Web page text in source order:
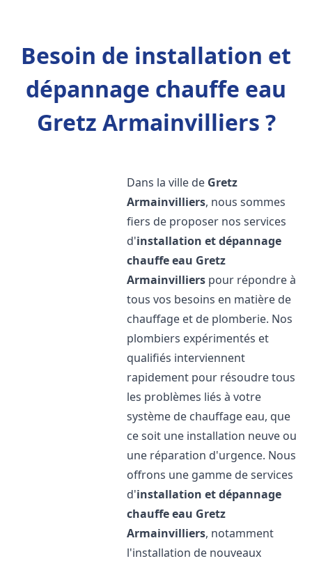
Besoin de installation et
dépannage chauffe eau
Gretz Armainvilliers ?
Dans la ville de Gretz
Armainvilliers, nous sommes
fiers de proposer nos services
d'installation et dépannage
chauffe eau Gretz
Armainvilliers pour répondre à
tous vos besoins en matière de
chauffage et de plomberie. Nos
plombiers expérimentés et
qualifiés interviennent
rapidement pour résoudre tous
les problèmes liés à votre
système de chauffage eau, que
ce soit une installation neuve ou
une réparation d'urgence. Nous
offrons une gamme de services
d'installation et dépannage
chauffe eau Gretz
Armainvilliers, notamment
l'installation de nouveaux